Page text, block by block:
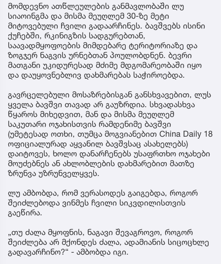
მომდევნო ათწლეულების განმავლობაში ლუ
სიაოინგმა და მისმა მეუღლემ 30-ზე მეტი
მიტოვებული ჩვილი გადაარჩინეს. ბავშვებს ისინი
ქუჩებში, რკინიგზის სადგურებთან,
საავადმყოფოების მიმდებარე ტერიტორიაზე და
ზოგჯერ ნაგვის ურნებთან პოულობდნენ. ბევრი
მათგანი უკიდურესად მძიმე მდგომარეობაში იყო
და დაუყოვნებლივ დახმარებას საჭიროებდა.
გავრცელებული მოსაზრებისგან განსხვავებით, ლუს
ყველა ბავშვი თავად არ გაუზრდია. სხვადასხვა
წყაროს მიხედვით, მან და მისმა მეუღლემ
საკუთარი ოჯახისთვის რამდენიმე ბავშვი
(უმეტესად ოთხი, თუმცა მოგვიანებით China Daily 18
ოფიციალურად აყვანილ ბავშვსაც ასახელებს)
დაიტოვეს, ხოლო დანარჩენებს უსაფრთხო ოჯახები
მოუძებნეს ან ახლობლების დახმარებით მათზე
ზრუნვა უზრუნველყვეს.
ლუ ამბობდა, რომ ვერასოდეს გაიგებდა, როგორ
შეიძლებოდა ვინმეს ჩვილი სიკვდილისთვის
გაეწირა.
„თუ ძალა მყოფნის, ნაგავი შევაგროვო, როგორ
შეიძლება არ მქონდეს ძალა, ადამიანის სიცოცხლე
გადავარჩინო?“ - ამბობდა იგი.